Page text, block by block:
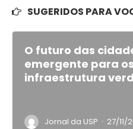
SUGERIDOS PARA
O futuro das
emergente para
infraestrutura
Jornal da USP · 27/11/